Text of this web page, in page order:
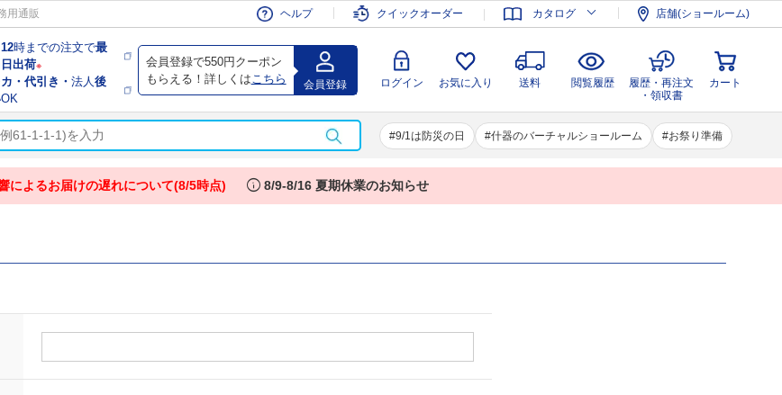
用通販 ヘルプ クイックオーダー カタログ 店舗(ショールーム)
12時までの注文で最
出荷※
・代引き・法人後
OK
会員登録で550円クーポン
もらえる！詳しくは こちら 会員登録 ログイン お気に入り 送料 閲覧履歴
履歴・再注文
・領収書
カート
9/1は防災の日 什器のバーチャルショールーム お祭り準備
会員登録 ログイン お気に入り 送料 閲覧履歴
履歴・再注文
・領収書
カート
によるお届けの遅れについて(8/5時点) info 8/9-8/16 夏期休業のお知らせ